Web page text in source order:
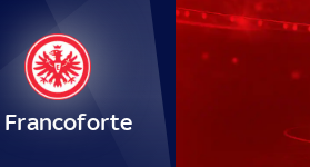
Francoforte